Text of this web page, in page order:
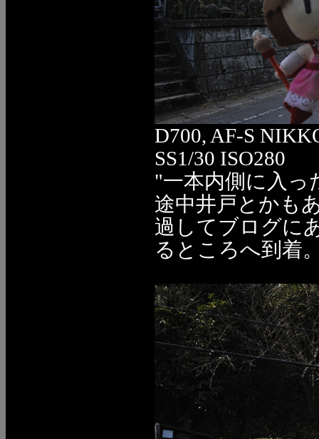
D700, AF-S
SS1/30 ISO280
"一本内側に入っ
途中井戸とかも
過してブログに
るところへ到着